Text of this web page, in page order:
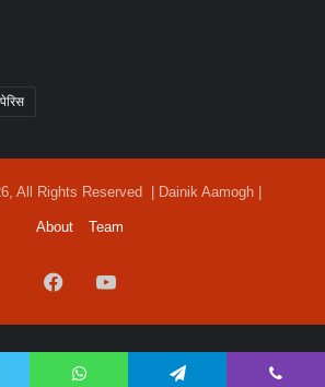
पेरिस
All Rights Reserved | Dainik Aamogh |
About Team
Facebook